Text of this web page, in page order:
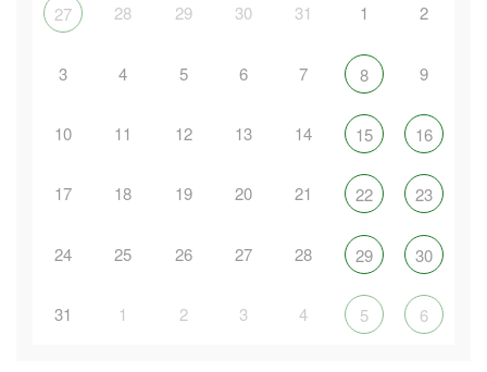
27 28 29 30 31 1 2
3 4 5 6 7 8 9
10 11 12 13 14 15 16
17 18 19 20 21 22 23
24 25 26 27 28 29 30
31 1 2 3 4 5 6